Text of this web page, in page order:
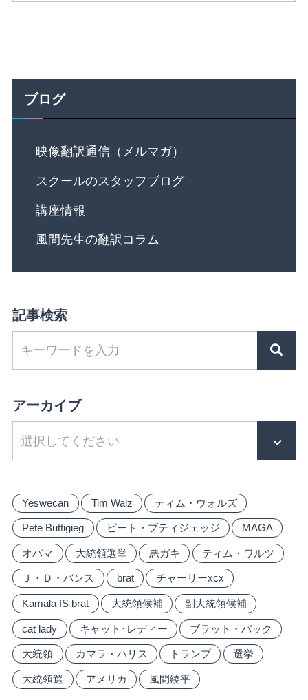
ブログ
映像翻訳通信（メルマガ）
スクールのスタッフブログ
講座情報
風間先生の翻訳コラム
記事検索
アーカイブ
Yeswecan Tim Walz ティム・ウォルズ
Pete Buttigieg ピート・ブティジェッジ MAGA
オバマ 大統領選挙 悪ガキ ティム・ワルツ
Ｊ・Ｄ・バンス brat チャーリーxcx
Kamala IS brat 大統領候補 副大統領候補
cat lady キャット･レディー ブラット・パック
大統領 カマラ・ハリス トランプ 選挙
大統領選 アメリカ 風間綾平